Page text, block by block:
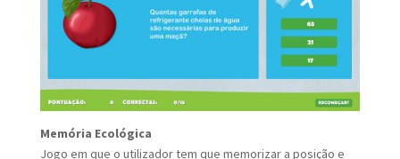
Memória Ecológica
Jogo em que o utilizador tem que memorizar a posição e